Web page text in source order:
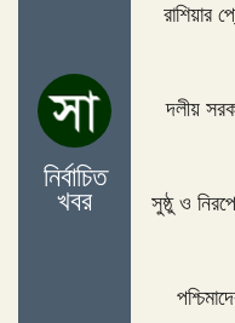
জিম্বাবুয়ের
দিনাজপুরের
নির্বাচিত
খবর
রাশিয়ার
দলীয়
সুষ্ঠু ও